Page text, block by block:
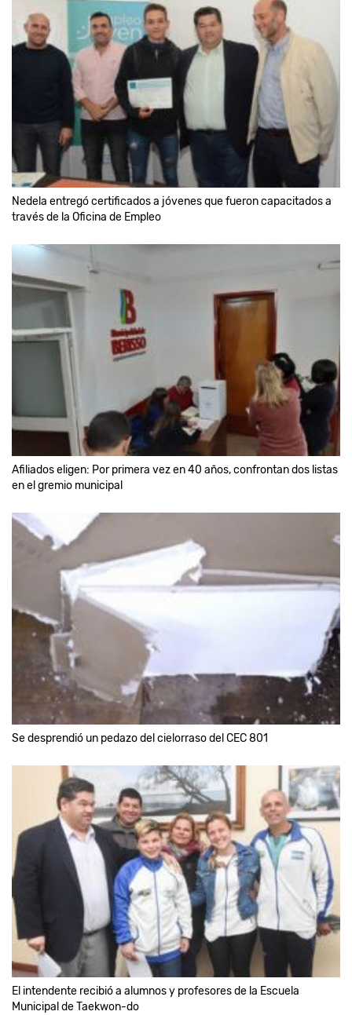
Nedela entregó certificados a jóvenes que fueron capacitados a
través de la Oficina de Empleo
Afiliados eligen: Por primera vez en 40 años, confrontan dos listas
en el gremio municipal
Se desprendió un pedazo del cielorraso del CEC 801
El intendente recibió a alumnos y profesores de la Escuela
Municipal de Taekwon-do